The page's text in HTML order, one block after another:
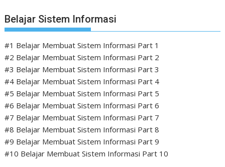
Belajar Sistem Informasi
#1 Belajar Membuat Sistem Informasi Part 1
#2 Belajar Membuat Sistem Informasi Part 2
#3 Belajar Membuat Sistem Informasi Part 3
#4 Belajar Membuat Sistem Informasi Part 4
#5 Belajar Membuat Sistem Informasi Part 5
#6 Belajar Membuat Sistem Informasi Part 6
#7 Belajar Membuat Sistem Informasi Part 7
#8 Belajar Membuat Sistem Informasi Part 8
#9 Belajar Membuat Sistem Informasi Part 9
#10 Belajar Membuat Sistem Informasi Part 10